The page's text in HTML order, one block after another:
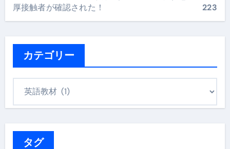
厚接触者が確認された！
223
カテゴリー
タグ